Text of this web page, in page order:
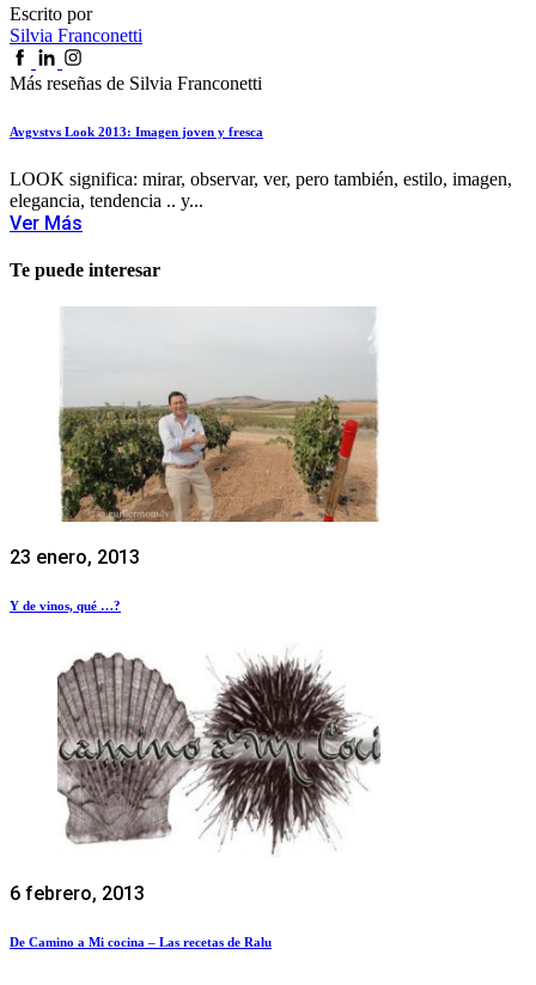
Escrito por
Silvia Franconetti
Más reseñas de Silvia Franconetti
Avgvstvs Look 2013: Imagen joven y fresca
LOOK significa: mirar, observar, ver, pero también, estilo, imagen,
elegancia, tendencia .. y...
Ver Más
Te puede interesar
23 enero, 2013
Y de vinos, qué …?
6 febrero, 2013
De Camino a Mi cocina – Las recetas de Ralu